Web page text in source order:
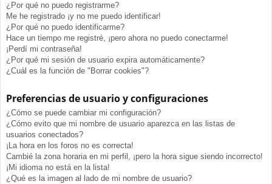
¿Por qué no puedo registrarme?
Me he registrado ¡y no me puedo identificar!
¿Por qué no puedo identificarme?
Hace un tiempo me registré, ¡pero ahora no puedo conectarme!
¡Perdí mi contraseña!
¿Por qué mi sesión de usuario expira automáticamente?
¿Cuál es la función de "Borrar cookies"?
Preferencias de usuario y configuraciones
¿Cómo se puede cambiar mi configuración?
¿Cómo evito que mi nombre de usuario aparezca en las listas de
usuarios conectados?
¡La hora en los foros no es correcta!
Cambié la zona horaria en mi perfil, ¡pero la hora sigue siendo incorrecto!
¡Mi idioma no está en la lista!
¿Qué es la imagen al lado de mi nombre de usuario?